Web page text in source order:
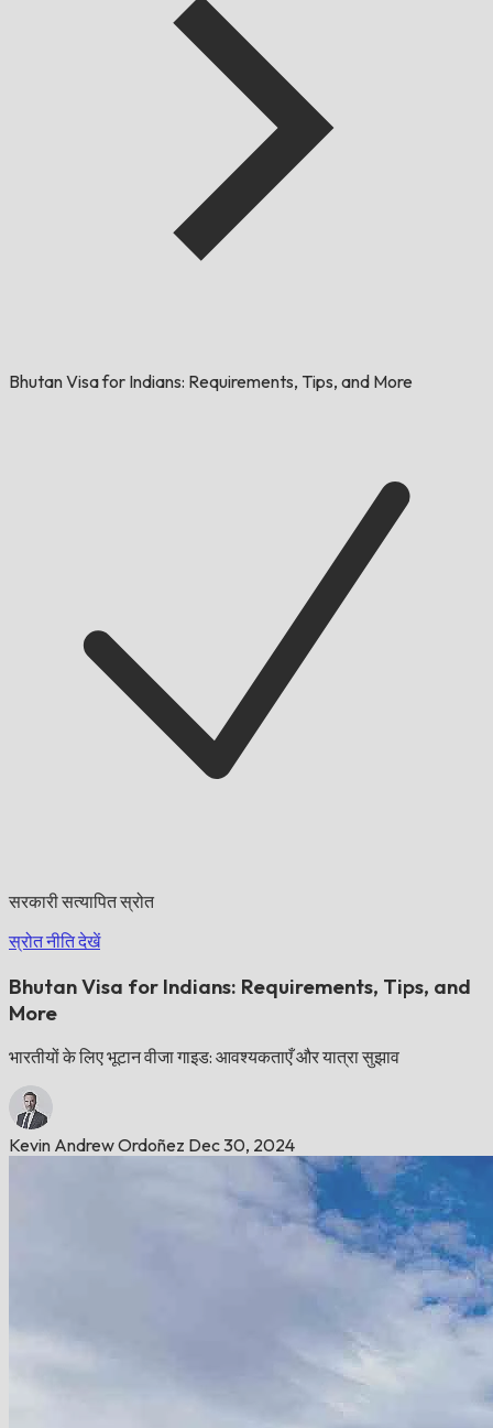
Bhutan Visa for Indians: Requirements, Tips, and More
सरकारी सत्यापित स्रोत
स्रोत नीति देखें
Bhutan Visa for Indians: Requirements, Tips, and
More
भारतीयों के लिए भूटान वीजा गाइड: आवश्यकताएँ और यात्रा सुझाव
Kevin Andrew Ordoñez Dec 30, 2024